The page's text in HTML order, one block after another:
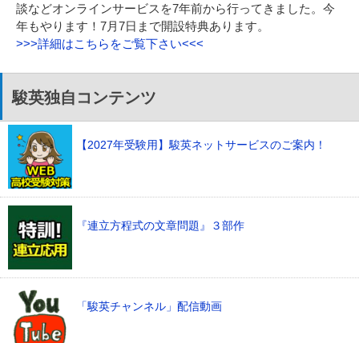
談などオンラインサービスを7年前から行ってきました。今
年もやります！7月7日まで開設特典あります。
>>>詳細はこちらをご覧下さい<<<
駿英独自コンテンツ
【2027年受験用】駿英ネットサービスのご案内！
『連立方程式の文章問題』３部作
「駿英チャンネル」配信動画